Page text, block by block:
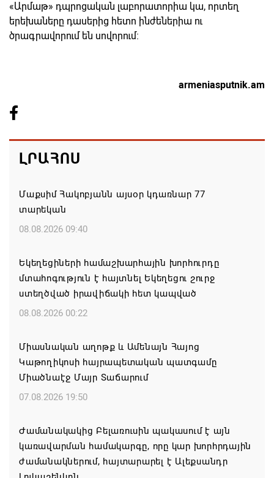
«Արմաթ» դպրոցական լաբորատորիա կա, որտեղ
երեխաները դասերից հետո ինժեներիա ու
ծրագրավորում են սովորում։
armeniasputnik.am
ԼՐԱՀՈՍ
Մաքսիմ Հակոբյանն այսօր կդառնար 77
տարեկան
08.08.2026 09:40
Եկեղեցիների համաշխարհային խորհուրդը
մտահոգություն է հայտնել Եկեղեցու շուրջ
ստեղծված իրավիճակի հետ կապված
08.08.2026 00:22
Միասնական աղոթք և Ամենայն Հայոց
Կաթողիկոսի հայրապետական պատգամը
Միածնաէջ Մայր Տաճարում
07.08.2026 19:50
Ժամանակակից Բելառուսին պակասում է այն
կառավարման համակարգը, որը կար խորհրդային
ժամանակներում, հայտարարել է Ալեքսանդր